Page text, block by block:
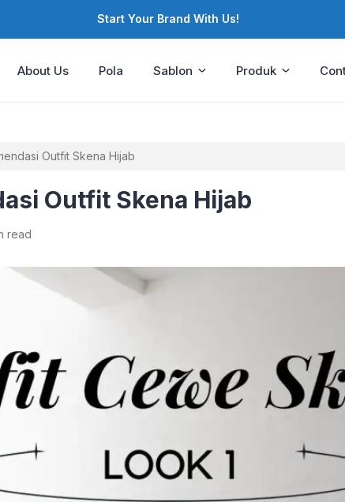
Start Your Brand With Us!
About Us Pola Sablon Produk
Outfit Skena Hijab
Outfit Skena Hijab
read